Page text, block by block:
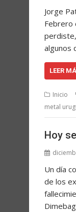
Jorge
Febrero
algunos
LEER
Inicio
metal
Hoy
Un día
de los